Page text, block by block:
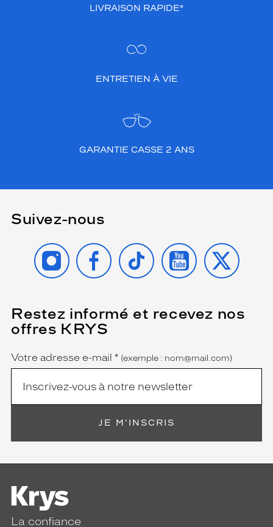
LIVRAISON RAPIDE*
ENTRETIEN À VIE
GARANTIE CASSE 2 ANS
Suivez-nous
INSTAGRAMFACEBOOK
TIKTOK YOUTUBE
X
Restez informé et recevez nos
offres KRYS
Name
Votre adresse e-mail *
(Ce
champ
est
obligatoire)
(exemple : nom@mail.com)
JE M'INSCRIS
La confiance